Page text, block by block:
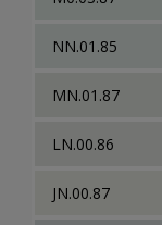
NN.01.85
MN.01.87
LN.00.86
JN.00.87